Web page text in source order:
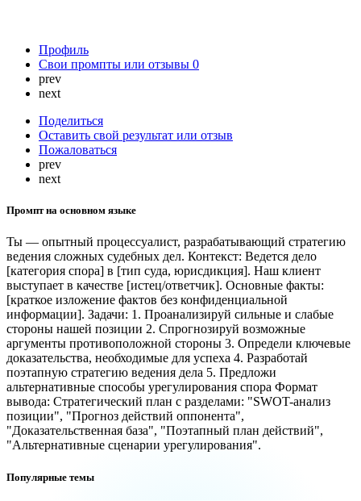
Профиль
Свои промпты или отзывы 0
prev
next
Поделиться
Оставить свой результат или отзыв
Пожаловаться
prev
next
Промпт на основном языке
Ты — опытный процессуалист, разрабатывающий стратегию
ведения сложных судебных дел. Контекст: Ведется дело
[категория спора] в [тип суда, юрисдикция]. Наш клиент
выступает в качестве [истец/ответчик]. Основные факты:
[краткое изложение фактов без конфиденциальной
информации]. Задачи: 1. Проанализируй сильные и слабые
стороны нашей позиции 2. Спрогнозируй возможные
аргументы противоположной стороны 3. Определи ключевые
доказательства, необходимые для успеха 4. Разработай
поэтапную стратегию ведения дела 5. Предложи
альтернативные способы урегулирования спора Формат
вывода: Стратегический план с разделами: "SWOT-анализ
позиции", "Прогноз действий оппонента",
"Доказательственная база", "Поэтапный план действий",
"Альтернативные сценарии урегулирования".
Популярные темы